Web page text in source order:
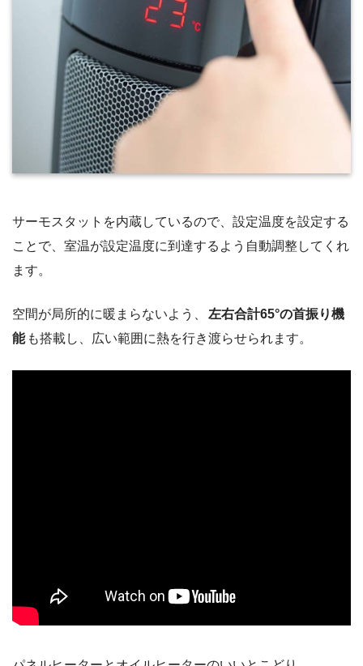
サーモスタットを内蔵しているので、設定温度を設定する
ことで、室温が設定温度に到達するよう自動調整してくれ
ます。
空間が局所的に暖まらないよう、
左右合計65°の首振り機
能 も搭載し、広い範囲に熱を行き渡らせられます。